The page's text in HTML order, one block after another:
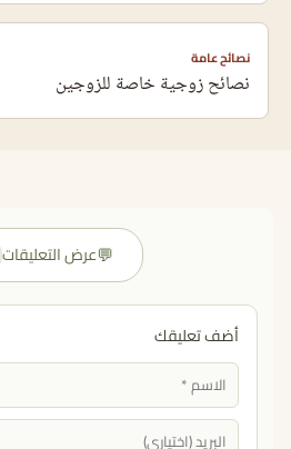
نصائح عامة
نصائح زوجية خاصة للزوجين
💬عرض التعليقات
أضف تعليقك